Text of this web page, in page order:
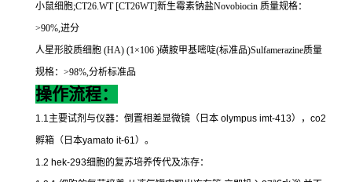
小鼠细胞;CT26.WT [CT26WT]新生霉素钠盐Novobiocin 质量规格：
>90%,进分
人星形胶质细胞 (HA) (1×106 )磺胺甲基嘧啶(标准品)Sulfamerazine质量
规格： >98%,分析标准品
操作流程：
1.1主要试剂与仪器：倒置相差显微镜（日本 olympus imt-413）， co2
孵箱（日本yamato it-61）。
1.2 hek-293细胞的复苏培养传代及冻存：